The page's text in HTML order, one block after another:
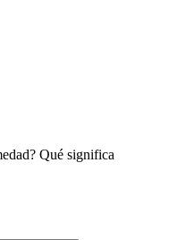
Qué significa